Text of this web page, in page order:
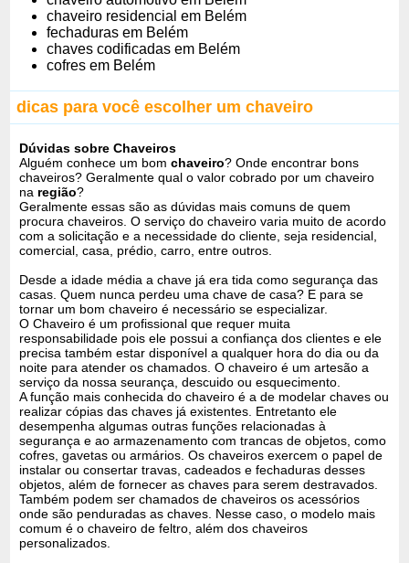
chaveiro residencial em Belém
fechaduras em Belém
chaves codificadas em Belém
cofres em Belém
dicas para você escolher um chaveiro
Dúvidas sobre Chaveiros
Alguém conhece um bomchaveiro? Onde encontrar bons
chaveiros? Geralmente qual o valor cobrado por um chaveiro
na região?
Geralmente essas são as dúvidas mais comuns de quem
procura chaveiros. O serviço do chaveiro varia muito de acordo
com a solicitação e a necessidade do cliente, seja residencial,
comercial, casa, prédio, carro, entre outros.
Desde a idade média a chave já era tida como segurança das
casas. Quem nunca perdeu uma chave de casa? E para se
tornar um bom chaveiro é necessário se especializar.
O Chaveiro é um profissional que requer muita
responsabilidade pois ele possui a confiança dos clientes e ele
precisa também estar disponível a qualquer hora do dia ou da
noite para atender os chamados. O chaveiro é um artesão a
serviço da nossa seurança, descuido ou esquecimento.
A função mais conhecida do chaveiro é a de modelar chaves ou
realizar cópias das chaves já existentes. Entretanto ele
desempenha algumas outras funções relacionadas à
segurança e ao armazenamento com trancas de objetos, como
cofres, gavetas ou armários. Os chaveiros exercem o papel de
instalar ou consertar travas, cadeados e fechaduras desses
objetos, além de fornecer as chaves para serem destravados.
Também podem ser chamados de chaveiros os acessórios
onde são penduradas as chaves. Nesse caso, o modelo mais
comum é o chaveiro de feltro, além dos chaveiros
personalizados.